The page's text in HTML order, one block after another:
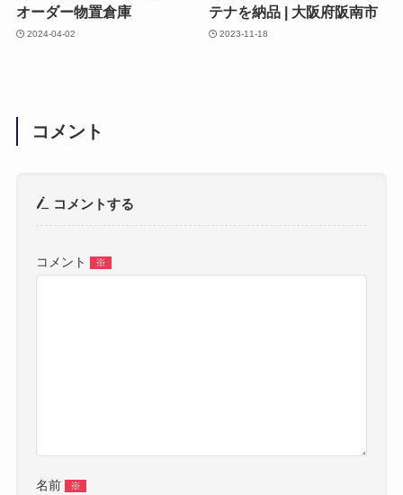
オーダー物置倉庫
2024-04-02
テナを納品 | 大阪府阪南市
2023-11-18
コメント
コメントする
コメント ※
名前 ※